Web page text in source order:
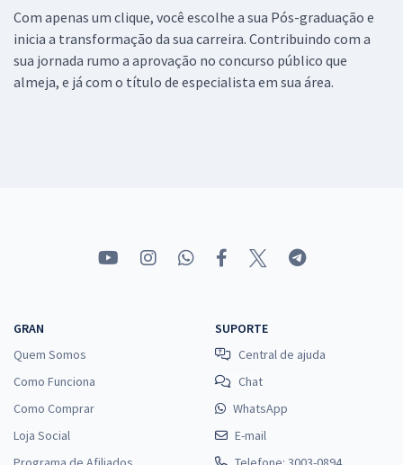
Com apenas um clique, você escolhe a sua Pós-graduação e
inicia a transformação da sua carreira. Contribuindo com a
sua jornada rumo a aprovação no concurso público que
almeja, e já com o título de especialista em sua área.
GRAN
Quem Somos
Como Funciona
Como Comprar
Loja Social
SUPORTE
Central de ajuda
Chat
WhatsApp
E-mail